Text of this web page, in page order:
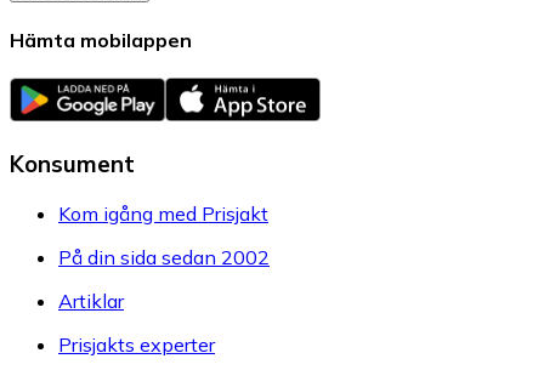
Hämta mobilappen
Konsument
Kom igång med Prisjakt
På din sida sedan 2002
Artiklar
Prisjakts experter